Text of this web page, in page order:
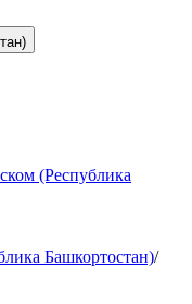
(Республика
Башкортостан)/